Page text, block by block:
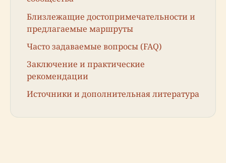
Близлежащие достопримечательности и
предлагаемые маршруты
Часто задаваемые вопросы (FAQ)
Заключение и практические
рекомендации
Источники и дополнительная литература